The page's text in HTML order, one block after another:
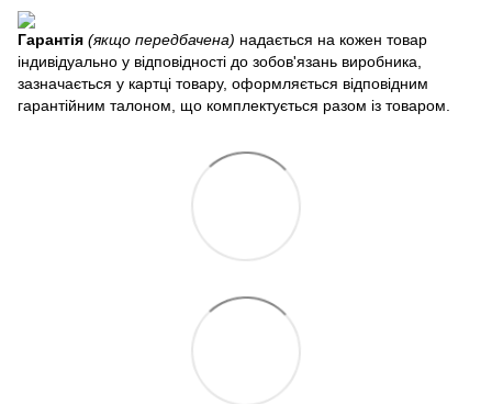
Гарантія (якщо передбачена) надається на кожен товар
індивідуально у відповідності до зобов'язань виробника,
зазначається у картці товару, оформляється відповідним
гарантійним талоном, що комплектується разом із товаром.